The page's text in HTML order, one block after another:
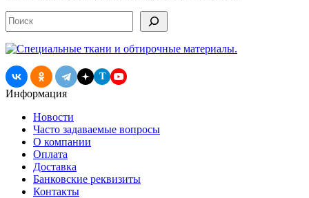
Поиск
T
Информация
Новости
Часто задаваемые вопросы
О компании
Оплата
Доставка
Банковские реквизиты
Контакты